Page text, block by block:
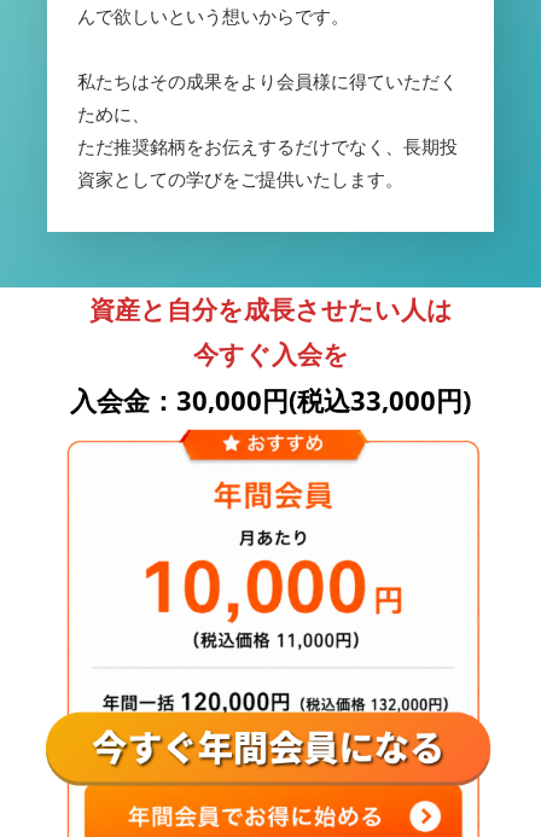
んで欲しいという想いからです。
私たちはその成果をより会員様に得ていただく
ために、
ただ推奨銘柄をお伝えするだけでなく、長期投
資家としての学びをご提供いたします。
資産と自分を成長させたい人は
今すぐ入会を
入会金：30,000円(税込33,000円)